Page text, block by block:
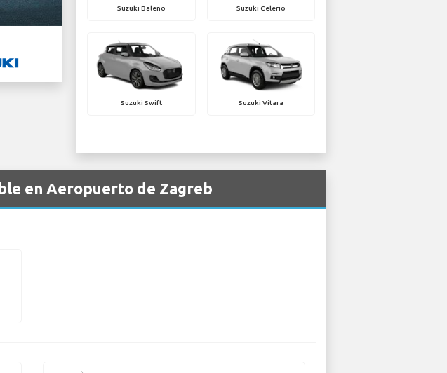
Suzuki Baleno Suzuki Celerio
Suzuki Swift Suzuki Vitara
en Aeropuerto de Zagreb